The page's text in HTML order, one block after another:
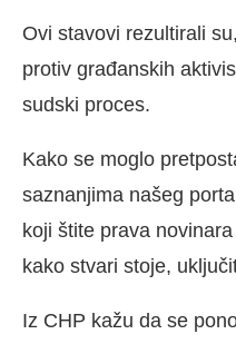
Ovi stavovi rezultirali
protiv građanskih
sudski proces.
Kako se moglo
saznanjima našeg
koji štite prava
kako stvari stoje,
Iz CHP kažu da se